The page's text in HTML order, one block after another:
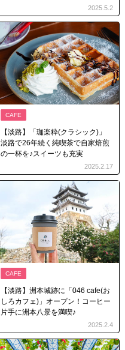
2025.5.2
CAFE
【淡路】「珈楽粋(クラシック)」
淡路で26年続く純喫茶で自家焙煎
の一杯を♪スイーツも充実
2025.2.17
CAFE
【淡路】洲本城跡に「046 cafe(お
しろカフェ)」オープン！コーヒー
片手に洲本八景を満喫♪
2025.2.4